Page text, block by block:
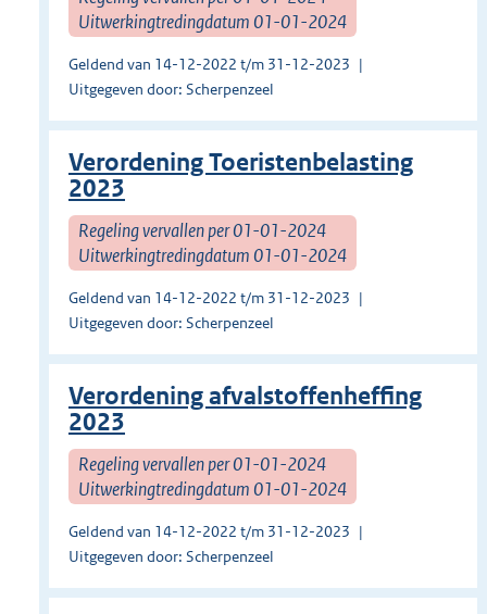
Uitwerkingtredingdatum 01-01-2024
Geldend van 14-12-2022 t/m 31-12-2023
Uitgegeven door: Scherpenzeel
Verordening Toeristenbelasting
2023
Regeling vervallen per 01-01-2024
Uitwerkingtredingdatum 01-01-2024
Geldend van 14-12-2022 t/m 31-12-2023
Uitgegeven door: Scherpenzeel
Verordening afvalstoffenheffing
2023
Regeling vervallen per 01-01-2024
Uitwerkingtredingdatum 01-01-2024
Geldend van 14-12-2022 t/m 31-12-2023
Uitgegeven door: Scherpenzeel